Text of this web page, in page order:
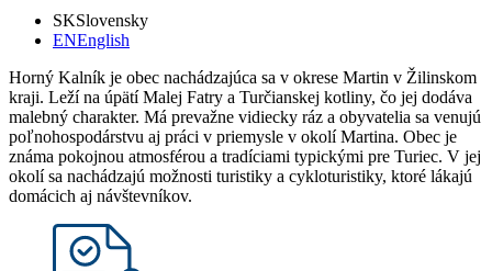
SKSlovensky
ENEnglish
Horný Kalník je obec nachádzajúca sa v okrese Martin v Žilinskom
kraji. Leží na úpätí Malej Fatry a Turčianskej kotliny, čo jej dodáva
malebný charakter. Má prevažne vidiecky ráz a obyvatelia sa venujú
poľnohospodárstvu aj práci v priemysle v okolí Martina. Obec je
známa pokojnou atmosférou a tradíciami typickými pre Turiec. V jej
okolí sa nachádzajú možnosti turistiky a cykloturistiky, ktoré lákajú
domácich aj návštevníkov.